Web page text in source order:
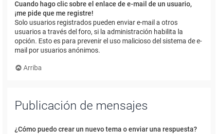
Cuando hago clic sobre el enlace de e-mail de un usuario,
¡me pide que me registre!
Solo usuarios registrados pueden enviar e-mail a otros
usuarios a través del foro, si la administración habilita la
opción. Esto es para prevenir el uso malicioso del sistema de e-
mail por usuarios anónimos.
Arriba
Publicación de mensajes
¿Cómo puedo crear un nuevo tema o enviar una respuesta?